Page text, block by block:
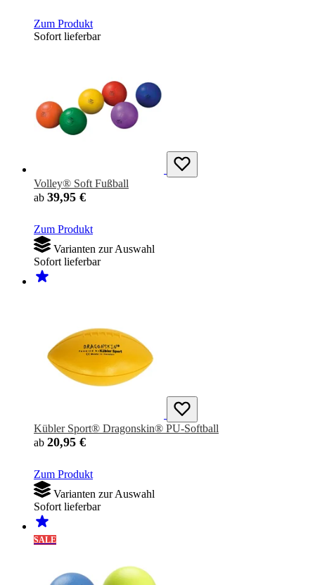
Zum Produkt
Sofort lieferbar
Volley® Soft Fußball
ab 39,95 €
Zum Produkt
Varianten zur Auswahl
Sofort lieferbar
Kübler Sport® Dragonskin® PU-Softball
ab 20,95 €
Zum Produkt
Varianten zur Auswahl
Sofort lieferbar
SALE